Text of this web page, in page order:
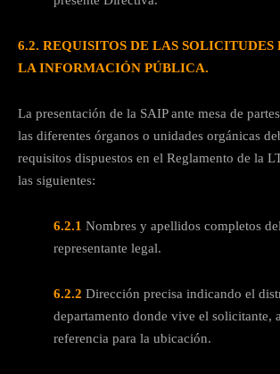
6.2. REQUISITOS DE LAS SOLICITUDES
LA INFORMACIÓN PÚBLICA.
La presentación de la SAIP ante mesa de
las diferentes órganos o unidades orgánicas
requisitos dispuestos en el Reglamento de la
las siguientes:
6.2.1 Nombres y apellidos completos
representante legal.
6.2.2 Dirección precisa indicando el
departamento donde vive el
referencia para la ubicación.